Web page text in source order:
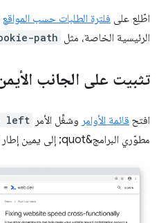
اطّلِع على فلترة الطلبات حسب المواقع
الرئيسية الخاصة، مثل path
تثبيت على الجانب
افتح قائمة الأوامر وشغِّل الأمر left
مطوّري البرامج&quot; إلى يمين إطار العرض.